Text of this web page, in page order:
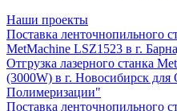
Наши проекты
Поставка ленточнопильного
MetMachine LSZ1523 в г.
Отгрузка лазерного станка
(3000W) в г. Новосибирск
Полимеризации"
Поставка ленточнопильного